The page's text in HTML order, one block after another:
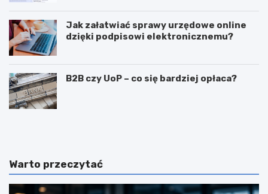
Jak załatwiać sprawy urzędowe online
dzięki podpisowi elektronicznemu?
B2B czy UoP – co się bardziej opłaca?
J
g
ę
z
J
c
e
c
Warto przeczytać